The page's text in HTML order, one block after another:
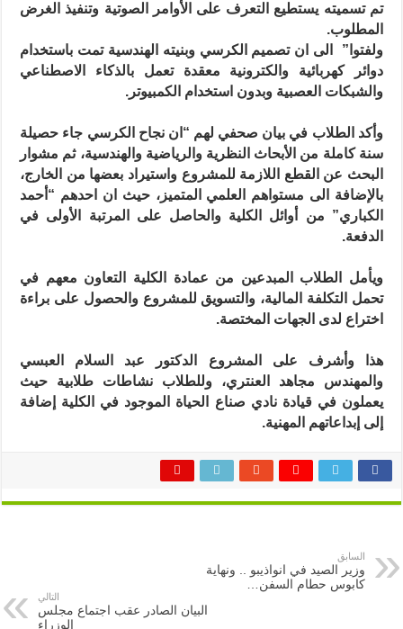
تم تسميته يستطيع التعرف على الأوامر الصوتية وتنفيذ الغرض
المطلوب.
ولفتوا” الى ان تصميم الكرسي وبنيته الهندسية تمت باستخدام
دوائر
كهربائية والكترونية معقدة تعمل بالذكاء الاصطناعي
والشبكات العصبية وبدون استخدام الكمبيوتر.
وأكد الطلاب في بيان صحفي لهم “ان نجاح الكرسي جاء حصيلة
سنة كاملة من الأبحاث النظرية والرياضية والهندسية، ثم مشوار
البحث عن القطع اللازمة للمشروع واستيراد بعضها من الخارج،
بالإضافة الى مستواهم العلمي المتميز، حيث ان احدهم “أحمد
الكباري” من أوائل الكلية والحاصل على المرتبة الأولى في
الدفعة.
ويأمل الطلاب المبدعين من عمادة الكلية التعاون معهم في
تحمل التكلفة المالية، والتسويق للمشروع والحصول على براءة
اختراع لدى الجهات المختصة.
هذا وأشرف على المشروع الدكتور عبد السلام العبسي
والمهندس مجاهد العنتري، وللطلاب نشاطات طلابية حيث
يعملون في قيادة نادي صناع الحياة الموجود في الكلية إضافة
إلى إبداعاتهم المهنية.
السابق
وزير الصيد في انواذيبو .. ونهاية
كابوس حطام السفن…
التالي
البيان الصادر عقب اجتماع مجلس
الوزراء